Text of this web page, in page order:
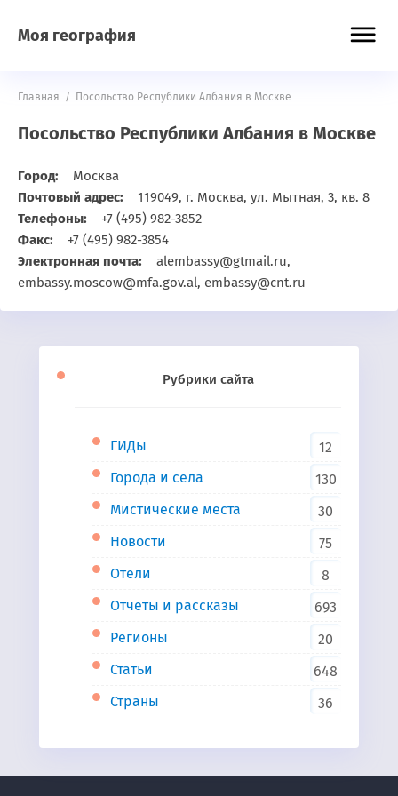
Моя география
Главная / Посольство Республики Албания в Москве
Посольство Республики Албания в Москве
Город: Москва
Почтовый адрес: 119049, г. Москва, ул. Мытная, 3, кв. 8
Телефоны: +7 (495) 982-3852
Факс: +7 (495) 982-3854
Электронная почта: alembassy@gtmail.ru,
embassy.moscow@mfa.gov.al, embassy@cnt.ru
Рубрики сайта
ГИДы
12
Города и села
130
Мистические места
30
Новости
75
Отели
8
Отчеты и рассказы
693
Регионы
20
Статьи
648
Страны
36